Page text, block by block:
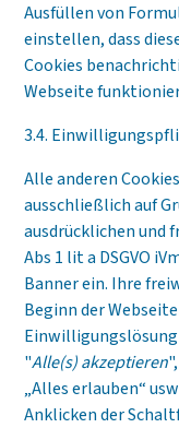
Ausfüllen von
einstellen, dass
Cookies
Webseite
3.4.
Alle anderen
ausschließlich auf
ausdrücklichen und
Abs 1 lit a DSGVO
Banner ein. Ihre
Beginn der
"Alle(s) akzeptieren
„Alles erlauben“
Anklicken der